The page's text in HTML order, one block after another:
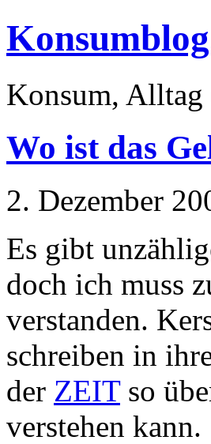
Konsum,
Wo ist das
2. Dezember
Es gibt
doch ich muss
verstanden.
schreiben in
der ZEITso
verstehen kann.